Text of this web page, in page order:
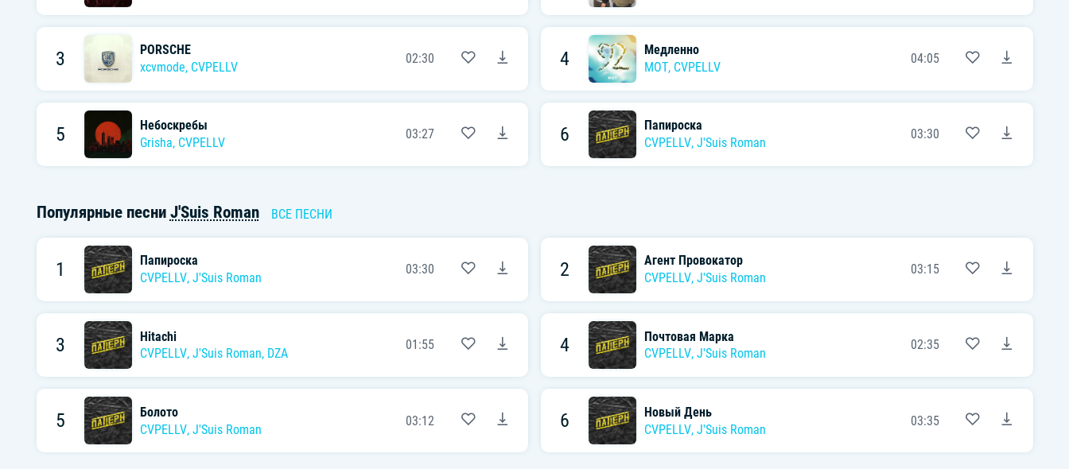
3
PORSCHE
xcvmode, CVPELLV
02:30 4
Медленно
MOT, CVPELLV
04:05
5
Небоскребы
Grisha, CVPELLV
03:27 6
Папироска
CVPELLV, J'Suis Roman
03:30
Популярные песни J'Suis Roman ВСЕ ПЕСНИ
1
Папироска
CVPELLV, J'Suis Roman
03:30 2
Агент Провокатор
CVPELLV, J'Suis Roman
03:15
3
Hitachi
CVPELLV, J'Suis Roman, DZA
01:55 4
Почтовая Марка
CVPELLV, J'Suis Roman
02:35
5
Болото
CVPELLV, J'Suis Roman
03:12 6
Новый День
CVPELLV, J'Suis Roman
03:35